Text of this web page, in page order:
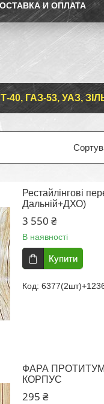
И ОПЛАТА
ГАЗ-53, УАЗ,
Рестайлінгові
Дальній+ДХО)
3 550 ₴
В наявності
Купити
ФАРА
КОРПУС
295 ₴